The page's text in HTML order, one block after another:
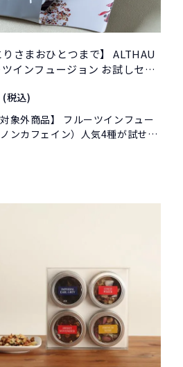
りさまおひとつまで】 ALTHAU
インフュージョン お試しセッ
(税込)
象外商品】 フルーツインフュー
ンカフェイン）人気4種が試せる